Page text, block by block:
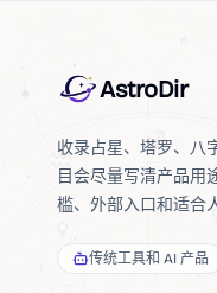
AstroDir
收录占星、塔罗、八
目会尽量写清产品用
槛、外部入口和适合
传统工具和 AI 产品